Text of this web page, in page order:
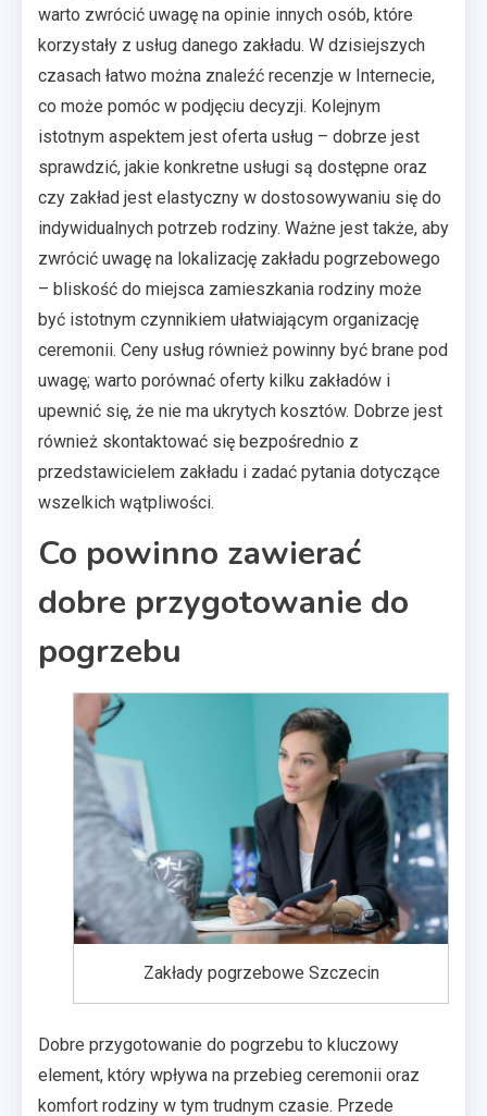
warto zwrócić uwagę na opinie innych osób, które
korzystały z usług danego zakładu. W dzisiejszych
czasach łatwo można znaleźć recenzje w Internecie,
co może pomóc w podjęciu decyzji. Kolejnym
istotnym aspektem jest oferta usług – dobrze jest
sprawdzić, jakie konkretne usługi są dostępne oraz
czy zakład jest elastyczny w dostosowywaniu się do
indywidualnych potrzeb rodziny. Ważne jest także, aby
zwrócić uwagę na lokalizację zakładu pogrzebowego
– bliskość do miejsca zamieszkania rodziny może
być istotnym czynnikiem ułatwiającym organizację
ceremonii. Ceny usług również powinny być brane pod
uwagę; warto porównać oferty kilku zakładów i
upewnić się, że nie ma ukrytych kosztów. Dobrze jest
również skontaktować się bezpośrednio z
przedstawicielem zakładu i zadać pytania dotyczące
wszelkich wątpliwości.
Co powinno zawierać
dobre przygotowanie do
pogrzebu
Zakłady pogrzebowe Szczecin
Dobre przygotowanie do pogrzebu to kluczowy
element, który wpływa na przebieg ceremonii oraz
komfort rodziny w tym trudnym czasie. Przede